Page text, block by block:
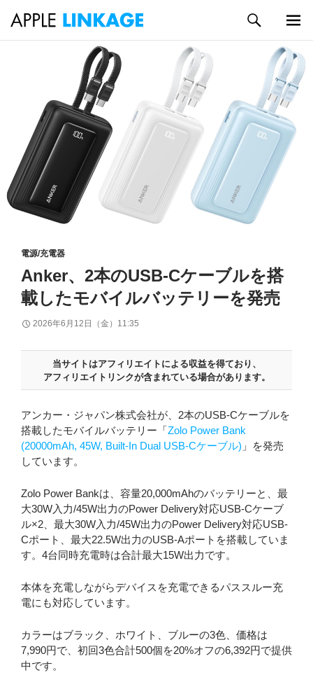
プ
索
メイン
メニュ
ー
電源/充電器
Anker、2本のUSB-Cケーブルを搭
載したモバイルバッテリーを発売
2026年6月12日（金）11:35
当サイトはアフィリエイトによる収益を得ており、
アフィリエイトリンクが含まれている場合があります。
アンカー・ジャパン株式会社が、2本のUSB-Cケーブルを
搭載したモバイルバッテリー「Zolo Power Bank
(20000mAh, 45W, Built-In Dual USB-Cケーブル) 」を発売
しています。
Zolo Power Bankは、容量20,000mAhのバッテリーと、最
大30W入力/45W出力のPower Delivery対応USB-Cケーブ
ル×2、最大30W入力/45W出力のPower Delivery対応USB-
Cポート、最大22.5W出力のUSB-Aポートを搭載していま
す。4台同時充電時は合計最大15W出力です。
本体を充電しながらデバイスを充電できるパススルー充
電にも対応しています。
カラーはブラック、ホワイト、ブルーの3色、価格は
7,990円で、初回3色合計500個を20%オフの6,392円で提供
中です。